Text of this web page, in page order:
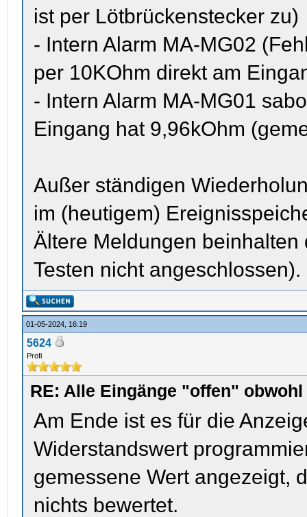
ist per Lötbrückenstecker zu)
- Intern Alarm MA-MG02
per 10KOhm direkt am
- Intern Alarm MA-MG01
Eingang hat 9,96kOhm
Außer ständigen
im (heutigem)
Ältere Meldungen
Testen nicht angeschlossen).
01-05-2024, 16:19
5624
Profi
RE: Alle Eingänge "offen"
Am Ende ist es für die
Widerstandswert
gemessene Wert angezeigt,
nichts bewertet.